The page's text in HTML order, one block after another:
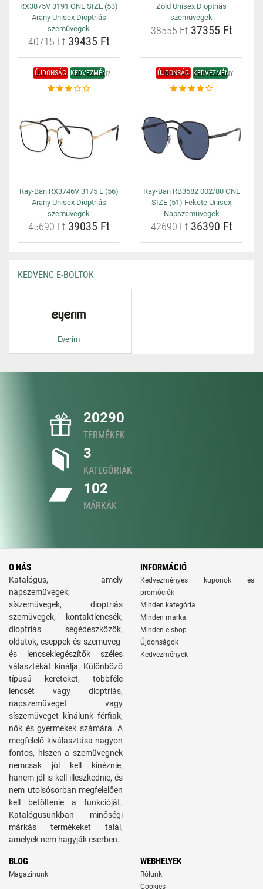
RX3875V 3191 ONE SIZE (53)
Arany Unisex Dioptriás
szemüvegek
40715 Ft39435 Ft
Zöld Unisex Dioptriás
szemüvegek
38555 Ft37355 Ft
ÚJDONSÁG KEDVEZMÉNY
Ray-Ban RX3746V 3175 L (56)
Arany Unisex Dioptriás
szemüvegek
45690 Ft39035 Ft
ÚJDONSÁG KEDVEZMÉNY
Ray-Ban RB3682 002/80 ONE
SIZE (51) Fekete Unisex
Napszemüvegek
42690 Ft36390 Ft
KEDVENC E-BOLTOK
Eyerim
20290
TERMÉKEK
3
KATEGÓRIÁK
102
MÁRKÁK
O NÁS
Katalógus, amely
napszemüvegek,
síszemüvegek, dioptriás
szemüvegek, kontaktlencsék,
dioptriás segédeszközök,
oldatok, cseppek és szemüveg-
és lencsekiegészítők széles
választékát kínálja. Különböző
típusú kereteket, többféle
lencsét vagy dioptriás,
napszemüveget vagy
síszemüveget kínálunk férfiak,
nők és gyermekek számára. A
megfelelő kiválasztása nagyon
fontos, hiszen a szemüvegnek
nemcsak jól kell kinéznie,
hanem jól is kell illeszkednie, és
nem utolsósorban megfelelően
kell betöltenie a funkcióját.
Katalógusunkban minőségi
márkás termékeket talál,
amelyek nem hagyják cserben.
INFORMÁCIÓ
Kedvezményes kuponok és
promóciók
Minden kategória
Minden márka
Minden e-shop
Újdonságok
Kedvezmények
BLOG
Magazinunk
WEBHELYEK
Rólunk
Cookies